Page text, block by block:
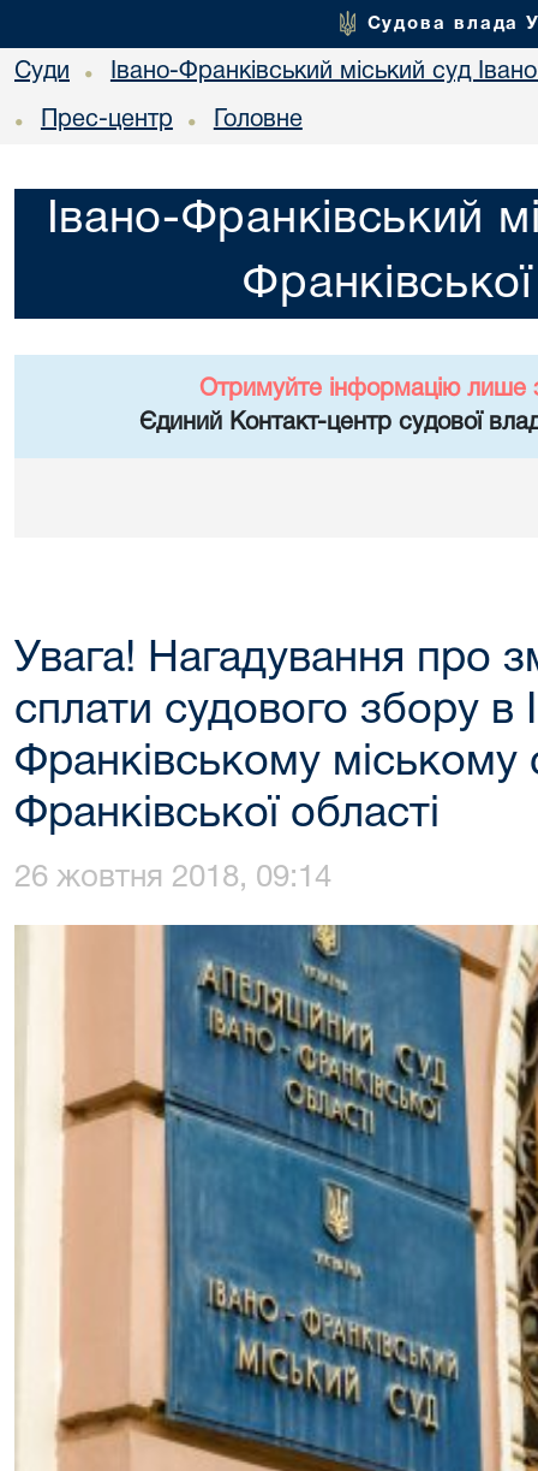
Судова влада
Суди • Івано-Франківський міський суд
• Прес-центр • Головне
Івано-Франківський
Отримуйте інформацію лише
Єдиний Контакт-центр судової
Увага! Нагадування про
сплати судового збору в
Франківському міському
Франківської області
26 жовтня 2018, 09:14